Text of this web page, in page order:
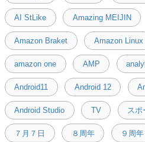
AI StLike Amazing MEIJIN
Amazon Braket Amazon Linux
amazon one AMP
Android11 Android 12
Android Studio TV スポ
７月７日 ８周年 ９周年